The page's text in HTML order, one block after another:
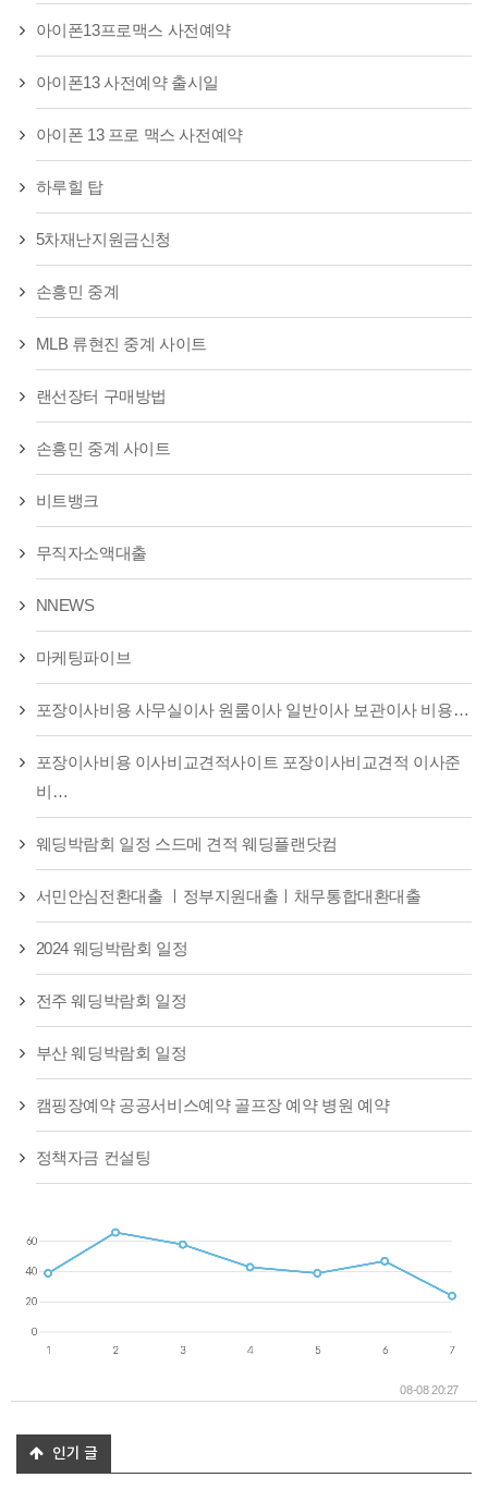
아이폰13프로맥스 사전예약
아이폰13 사전예약 출시일
아이폰 13 프로 맥스 사전예약
하루힐 탑
5차재난지원금신청
손흥민 중계
MLB 류현진 중계 사이트
랜선장터 구매방법
손흥민 중계 사이트
비트뱅크
무직자소액대출
NNEWS
마케팅파이브
포장이사비용 사무실이사 원룸이사 일반이사 보관이사 비용…
포장이사비용 이사비교견적사이트 포장이사비교견적 이사준
비…
웨딩박람회 일정 스드메 견적 웨딩플랜닷컴
서민안심전환대출 ㅣ정부지원대출ㅣ채무통합대환대출
2024 웨딩박람회 일정
전주 웨딩박람회 일정
부산 웨딩박람회 일정
캠핑장예약 공공서비스예약 골프장 예약 병원 예약
정책자금 컨설팅
08-08 20:27
인기 글